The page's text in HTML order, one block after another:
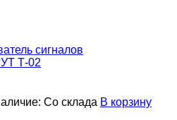
сигналов
Т-02
Со склада В корзину